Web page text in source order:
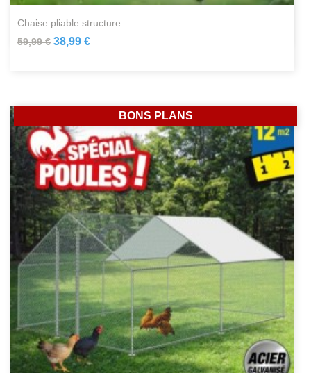
chaise pliable structure...
59,99 € 38,99 €
BONS PLANS